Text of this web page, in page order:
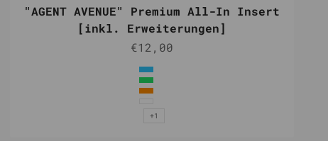
"AGENT AVENUE" Premium All-In Insert
[inkl. Erweiterungen]
Angebot
€12,00
Farbe
Hellblau
Grün
Weiß
+1